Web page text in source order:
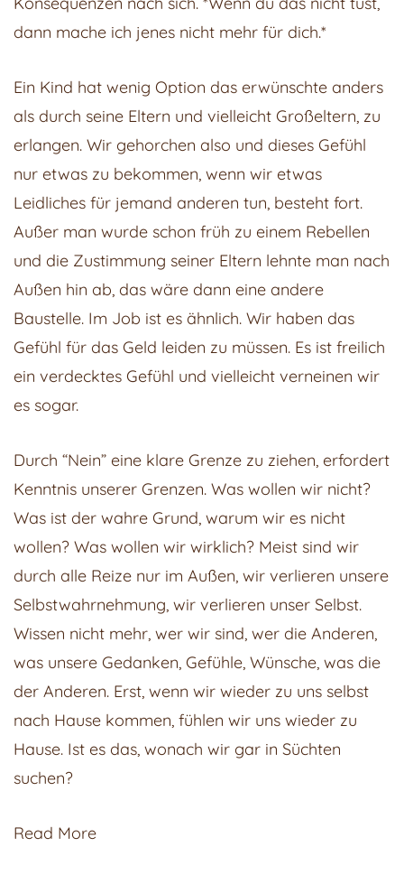
dann mache ich jenes nicht mehr für dich.*
Ein Kind hat wenig Option das erwünschte anders
als durch seine Eltern und vielleicht Großeltern, zu
erlangen. Wir gehorchen also und dieses Gefühl
nur etwas zu bekommen, wenn wir etwas
Leidliches für jemand anderen tun, besteht fort.
Außer man wurde schon früh zu einem Rebellen
und die Zustimmung seiner Eltern lehnte man nach
Außen hin ab, das wäre dann eine andere
Baustelle. Im Job ist es ähnlich. Wir haben das
Gefühl für das Geld leiden zu müssen. Es ist freilich
ein verdecktes Gefühl und vielleicht verneinen wir
es sogar.
Durch “Nein” eine klare Grenze zu ziehen, erfordert
Kenntnis unserer Grenzen. Was wollen wir nicht?
Was ist der wahre Grund, warum wir es nicht
wollen? Was wollen wir wirklich? Meist sind wir
durch alle Reize nur im Außen, wir verlieren unsere
Selbstwahrnehmung, wir verlieren unser Selbst.
Wissen nicht mehr, wer wir sind, wer die Anderen,
was unsere Gedanken, Gefühle, Wünsche, was die
der Anderen. Erst, wenn wir wieder zu uns selbst
nach Hause kommen, fühlen wir uns wieder zu
Hause. Ist es das, wonach wir gar in Süchten
suchen?
Read More